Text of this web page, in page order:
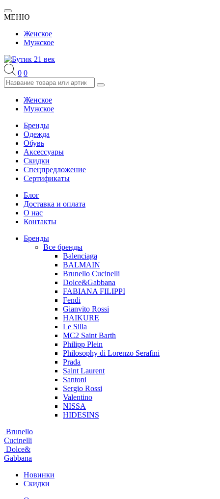
МЕНЮ
Женское
Мужское
0 0
Женское
Мужское
Бренды
Одежда
Обувь
Аксессуары
Скидки
Спецпредложение
Сертификаты
Блог
Доставка и оплата
О нас
Контакты
Бренды
Все бренды
Balenciaga
BALMAIN
Brunello Cucinelli
Dolce&Gabbana
FABIANA FILIPPI
Fendi
Gianvito Rossi
HAIKURE
Le Silla
MC2 Saint Barth
Philipp Plein
Philosophy di Lorenzo Serafini
Prada
Saint Laurent
Santoni
Sergio Rossi
Valentino
NISSA
HIDESINS
Brunello
Cucinelli
Dolce&
Gabbana
Новинки
Скидки